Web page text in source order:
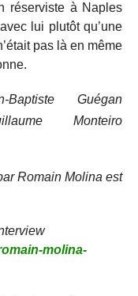
réserviste à Naples
lui plutôt qu’une
pas là en même
Guégan
Monteiro
Romain Molina est
molina-